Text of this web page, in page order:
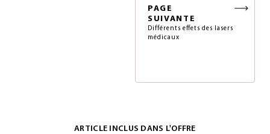
PAGE
SUIVANTE
Différents effets des lasers
médicaux
ARTICLE INCLUS DANS L'OFFRE